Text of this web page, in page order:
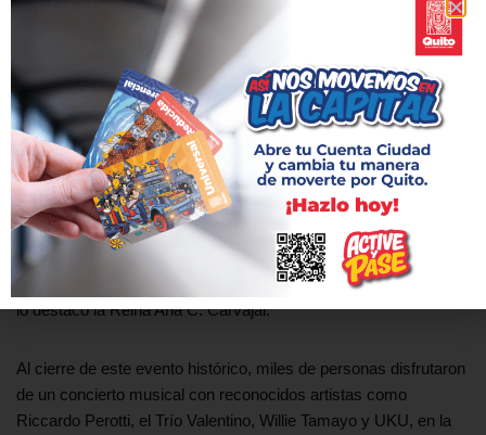
construido en la capital de la República, el Metro de Quito, cuyo
avance llega al 65%. Pronto, millones de personas podrán
beneficiarse de esta obra, y los afortunados inscritos en la
Metro 5K podrán contar la historia de cómo vivieron esta
experiencia dentro del túnel con amigos y familiares.
Con un aporte de $10,00 cada participante apadrinó esta causa
solidaria con la que miles de niños y niñas de todo el Distrito
Metropolitano de Quito podrán disfrutar de espacios de juego,
compartir su tiempo libre, sin importar cuáles son sus
capacidades y donde además aprendan a vivir en igualdad, así
lo destacó la Reina Ana C. Carvajal.
Al cierre de este evento histórico, miles de personas disfrutaron
de un concierto musical con reconocidos artistas como
Riccardo Perotti, el Trío Valentino, Willie Tamayo y UKU, en la